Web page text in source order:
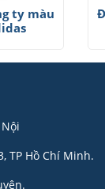
ty màu
TP Hồ Chí Minh.